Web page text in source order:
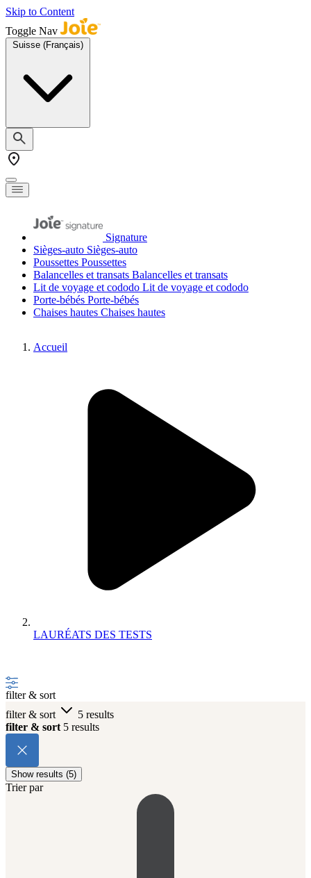
Skip to Content
Toggle Nav
Suisse (Français)
Signature
Sièges-auto Sièges-auto
Poussettes Poussettes
Balancelles et transats Balancelles et transats
Lit de voyage et cododo Lit de voyage et cododo
Porte-bébés Porte-bébés
Chaises hautes Chaises hautes
Accueil
LAURÉATS DES TESTS
filter & sort
filter & sort
5 results
filter & sort 5 results
Show results (5)
Trier par